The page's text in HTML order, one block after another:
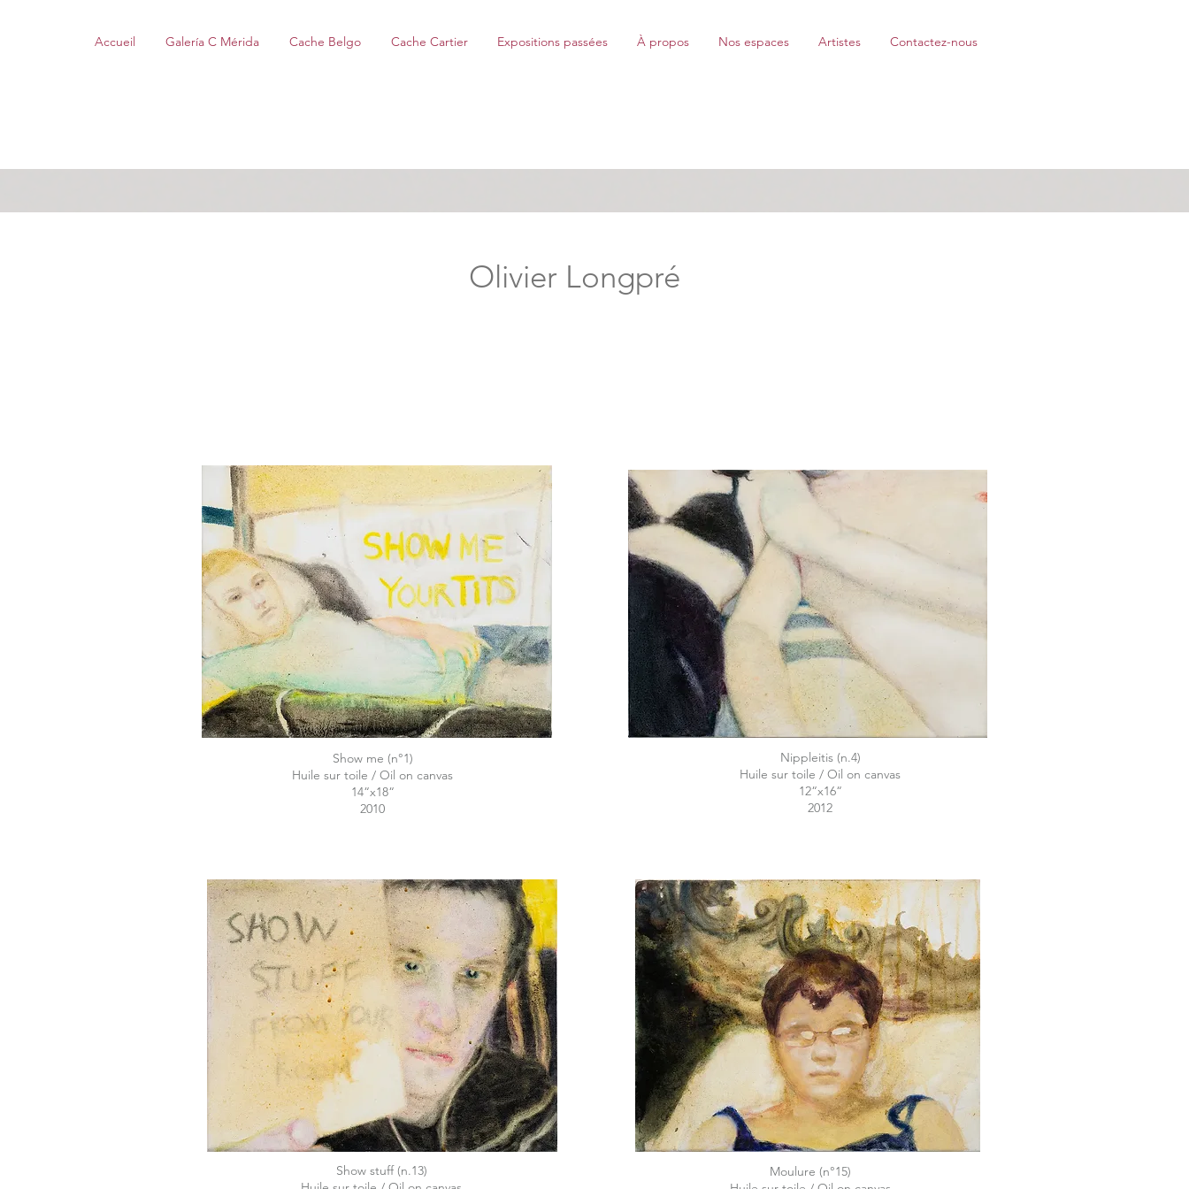
Accueil Galería C Mérida Cache Belgo Cache Cartier Expositions passées À propos Nos espaces Artistes Contactez-nous
Olivier Longpré
Show me (n°1)
Huile sur toile / Oil on canvas
14“x18“
2010
Show stuff (n.13)
Nippleitis (n.4)
Huile sur toile / Oil on canvas
12“x16“
2012
Moulure (n°15)